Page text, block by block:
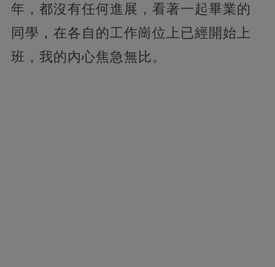
年，都沒有任何進展，看著一起畢業的
同學，在各自的工作崗位上已經開始上
班，我的內心焦急無比。